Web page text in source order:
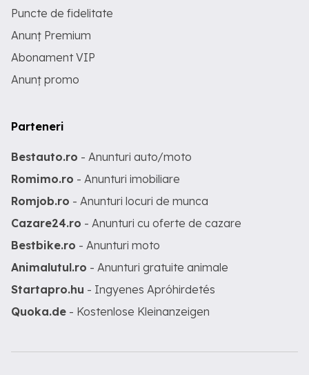
Puncte de fidelitate
Anunț Premium
Abonament VIP
Anunț promo
Parteneri
Bestauto.ro - Anunturi auto/moto
Romimo.ro - Anunturi imobiliare
Romjob.ro - Anunturi locuri de munca
Cazare24.ro - Anunturi cu oferte de cazare
Bestbike.ro - Anunturi moto
Animalutul.ro - Anunturi gratuite animale
Startapro.hu - Ingyenes Apróhirdetés
Quoka.de - Kostenlose Kleinanzeigen